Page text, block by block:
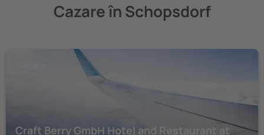
Cazare în Schopsdorf
Craft Berry GmbH Hotel and Restaurant at